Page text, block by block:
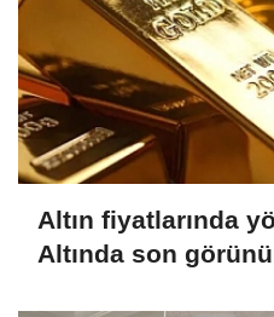
Altın fiyatlarında
Altında son